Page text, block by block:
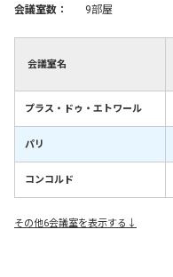
会議室数：
9部屋
会議室名
プラス・ドゥ・エトワール
パリ
コンコルド
その他6会議室を表示する↓